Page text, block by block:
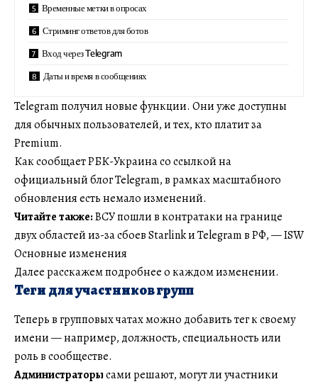
Временные метки в опросах
Стриминг ответов для ботов
Вход через Telegram
Даты и время в сообщениях
Telegram получил новые функции. Они уже доступны
для обычных пользователей, и тех, кто платит за
Premium.
Как сообщает РБК-Украина со ссылкой на
официальный блог Telegram, в рамках масштабного
обновления есть немало изменений.
Читайте также:ВСУ пошли в контратаки на границе
двух областей из-за сбоев Starlink и Telegram в РФ, — ISW
Основные изменения
Далее расскажем подробнее о каждом изменении.
Теги для участников групп
Теперь в групповых чатах можно добавить тег к своему
имени — например, должность, специальность или
роль в сообществе.
Администраторысами решают, могут ли участники